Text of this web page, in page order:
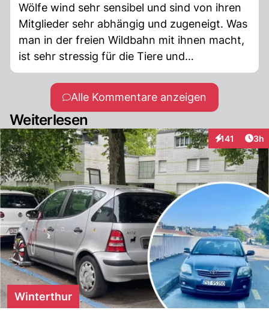
Wölfe wind sehr sensibel und sind von ihren
Mitglieder sehr abhängig und zugeneigt. Was
man in der freien Wildbahn mit ihnen macht,
ist sehr stressig für die Tiere und
wahrscheinlich ist selbst die Wölfin vor
Schreck und Angst gestorben.
Alle Kommentare anzeigen
Weiterlesen
141
Interaktionen
3h
Winterthur